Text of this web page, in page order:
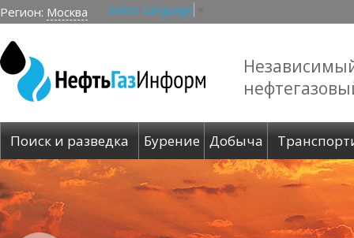
Регион: Москва Select Language
Поиск и разведка Бурение Добыча